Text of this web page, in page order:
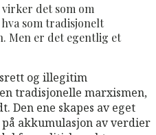
det som om
som tradisjonelt
Men er det egentlig et
og illegitim
tradisjonelle marxismen,
Den ene skapes av eget
akkumulasjon av verdier